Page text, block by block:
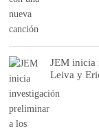
JEM inicia
Leiva y